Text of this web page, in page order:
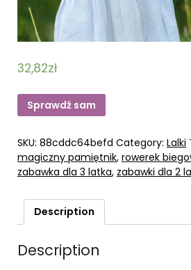
32,82zł
Sprawdź sam
SKU: 88cddc64befd Category: Lalki
magiczny pamiętnik, rowerek
zabawka dla 3 latka, zabawki dla 2
Description
Description